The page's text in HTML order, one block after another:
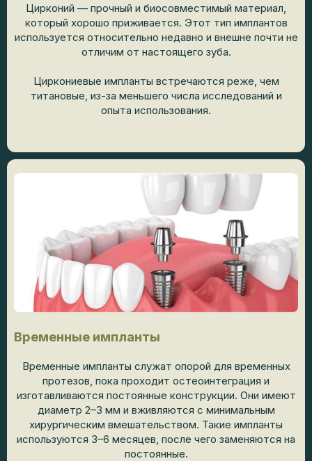
Цирконий — прочный и биосовместимый материал,
который хорошо приживается. Этот тип имплантов
используется относительно недавно и внешне почти не
отличим от настоящего зуба.
Циркониевые импланты встречаются реже, чем
титановые, из-за меньшего числа исследований и
опыта использования.
Временные импланты
Временные импланты служат опорой для временных
протезов, пока проходит остеоинтеграция и
изготавливаются постоянные конструкции. Они имеют
диаметр 2–3 мм и вживляются с минимальным
хирургическим вмешательством. Такие импланты
используются 3–6 месяцев, после чего заменяются на
постоянные.